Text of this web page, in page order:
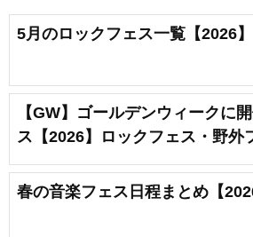
5月のロックフェス一覧【2026】
【GW】ゴールデンウィークに
ス【2026】ロックフェス・野外
春の音楽フェス日程まとめ【